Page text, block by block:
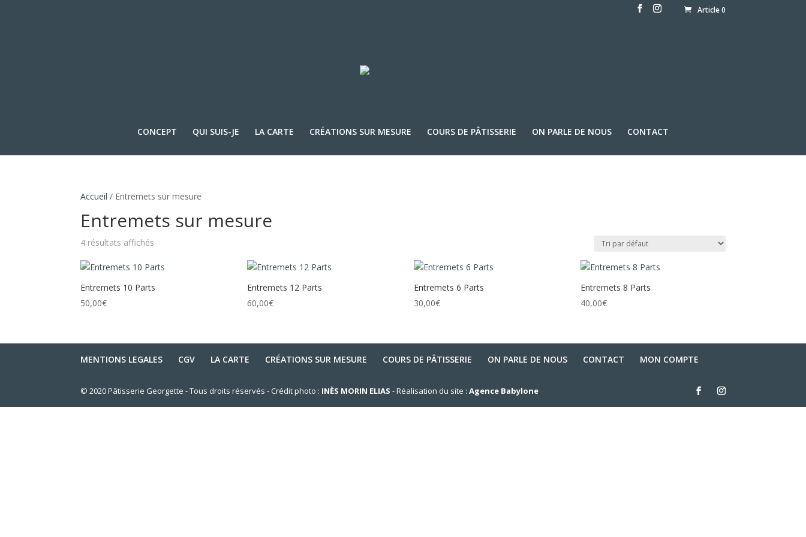
Article 0
CONCEPT QUI SUIS-JE LA CARTE CRÉATIONS SUR MESURE COURS DE PÂTISSERIE ON PARLE DE NOUS CONTACT
Accueil / Entremets sur mesure
Entremets sur mesure
4 résultats affichés
Entremets 10 Parts
50,00€
Entremets 12 Parts
60,00€
Entremets 6 Parts
30,00€
Entremets 8 Parts
40,00€
MENTIONS LEGALES CGV LA CARTE CRÉATIONS SUR MESURE COURS DE PÂTISSERIE ON PARLE DE NOUS CONTACT MON COMPTE
© 2020 Pâtisserie Georgette - Tous droits réservés - Crédit photo : INÈS MORIN ELIAS - Réalisation du site :Agence Babylone